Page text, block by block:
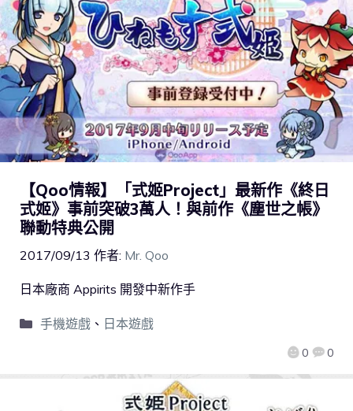
【Qoo情報】「式姬Project」最新作《終日
式姬》事前突破3萬人！與前作《塵世之帳》
聯動特典公開
2017/09/13 作者: Mr. Qoo
0 0
日本廠商 Appirits 開發中新作手
手機遊戲、 日本遊戲